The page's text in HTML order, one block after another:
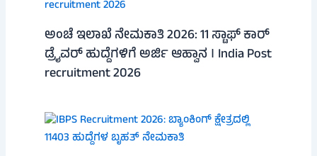
ಅಂಚೆ ಇಲಾಖೆ ನೇಮಕಾತಿ 2026: 11 ಸ್ಟಾಫ್ ಕಾರ್
ಡ್ರೈವರ್ ಹುದ್ದೆಗಳಿಗೆ ಅರ್ಜಿ ಆಹ್ವಾನ । India Post
recruitment 2026